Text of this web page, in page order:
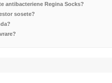
antibacteriene Regina Socks?
sosete?